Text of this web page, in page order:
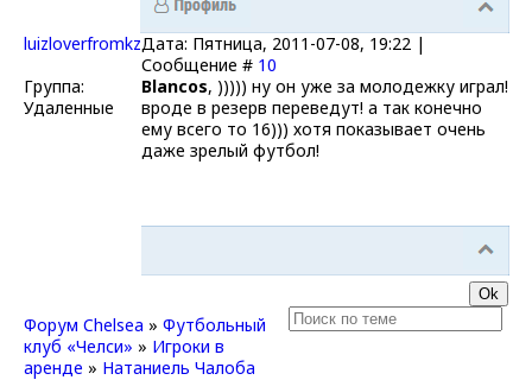
luizloverfromkzДата: Пятница, 2011-07-08, 19:22 |
Сообщение # 10
Группа:
Удаленные
Blancos, ))))) ну он уже за молодежку играл!
вроде в резерв переведут! а так конечно
ему всего то 16))) хотя показывает очень
даже зрелый футбол!
Форум Chelsea » Футбольный
клуб «Челси» » Игроки в
аренде » Натаниель Чалоба